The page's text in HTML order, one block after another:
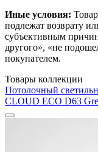
Иные условия:
подлежат возврату
субъективным
другого», «не
покупателем.
Товары коллекции
Потолочный
CLOUD ECO D63